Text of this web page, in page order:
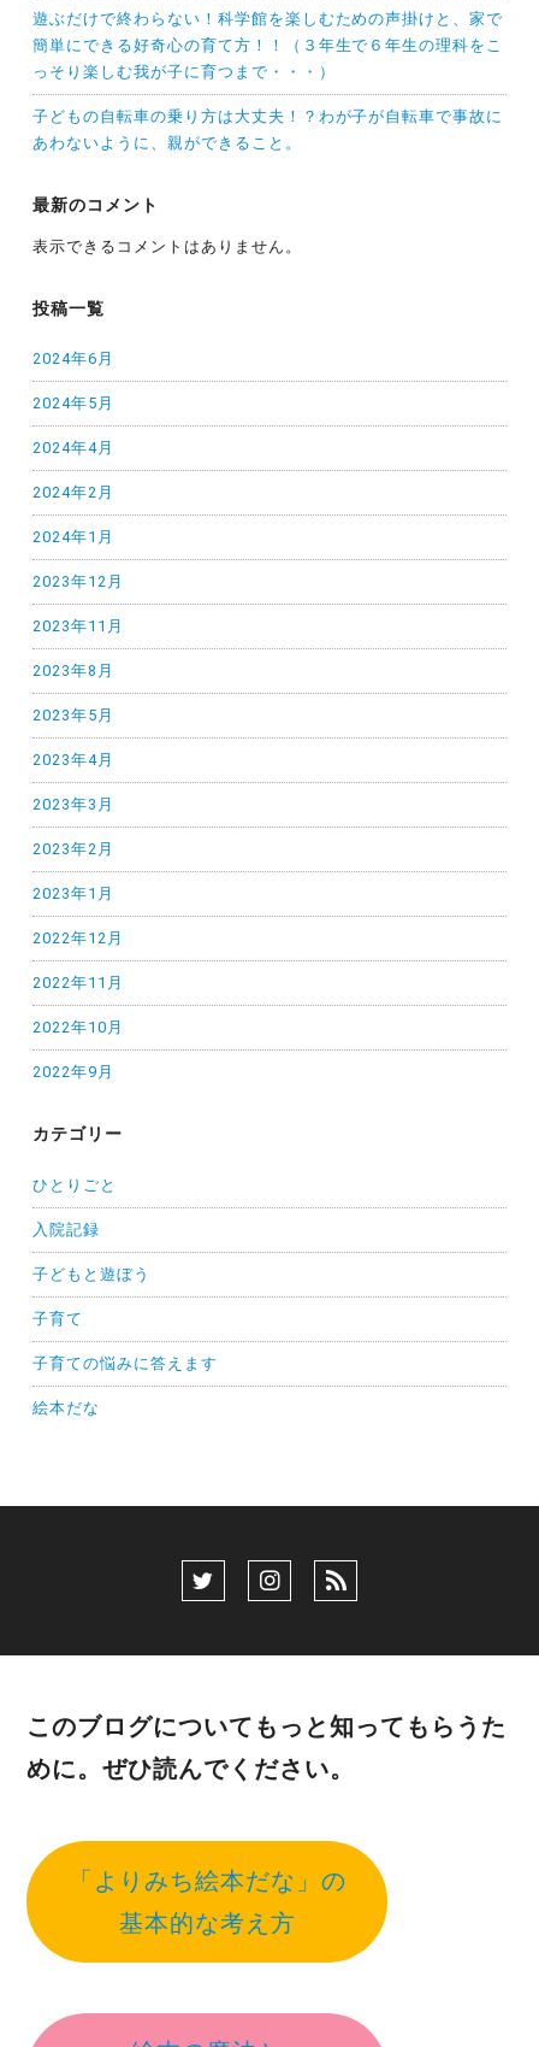
遊ぶだけで終わらない！科学館を楽しむための声掛けと、家で
簡単にできる好奇心の育て方！！（３年生で６年生の理科をこ
っそり楽しむ我が子に育つまで・・・）
子どもの自転車の乗り方は大丈夫！？わが子が自転車で事故に
あわないように、親ができること。
最新のコメント
表示できるコメントはありません。
投稿一覧
2024年6月
2024年5月
2024年4月
2024年2月
2024年1月
2023年12月
2023年11月
2023年8月
2023年5月
2023年4月
2023年3月
2023年2月
2023年1月
2022年12月
2022年11月
2022年10月
2022年9月
カテゴリー
ひとりごと
入院記録
子どもと遊ぼう
子育て
子育ての悩みに答えます
絵本だな
このブログについてもっと知ってもらうた
めに。ぜひ読んでください。
「よりみち絵本だな」の
基本的な考え方